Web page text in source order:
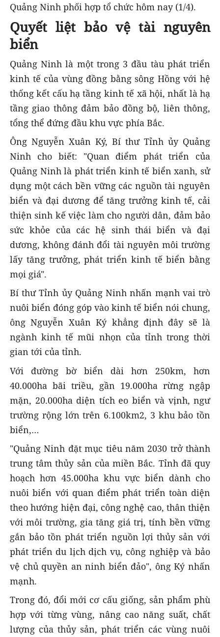
Quảng Ninh phối hợp tổ chức hôm nay (1/4).
Quyết liệt bảo vệ tài nguyên
biển
Quảng Ninh là một trong 3 đầu tàu phát triển
kinh tế của vùng đồng bằng sông Hồng với hệ
thống kết cấu hạ tầng kinh tế xã hội, nhất là hạ
tầng giao thông đảm bảo đồng bộ, liên thông,
tổng thể đứng đầu khu vực phía Bắc.
Ông Nguyễn Xuân Ký, Bí thư Tỉnh ủy Quảng
Ninh cho biết: "Quan điểm phát triển của
Quảng Ninh là phát triển kinh tế biển xanh, sử
dụng một cách bền vững các nguồn tài nguyên
biển và đại dương để tăng trưởng kinh tế, cải
thiện sinh kế việc làm cho người dân, đảm bảo
sức khỏe của các hệ sinh thái biển và đại
dương, không đánh đổi tài nguyên môi trường
lấy tăng trưởng, phát triển kinh tế biển bằng
mọi giá".
Bí thư Tỉnh ủy Quảng Ninh nhấn mạnh vai trò
nuôi biển đóng góp vào kinh tế biển nói chung,
ông Nguyễn Xuân Ký khẳng định đây sẽ là
ngành kinh tế mũi nhọn của tỉnh trong thời
gian tới của tỉnh.
Với đường bờ biển dài hơn 250km, hơn
40.000ha bãi triều, gần 19.000ha rừng ngập
mặn, 20.000ha diện tích eo biển và vịnh, ngư
trường rộng lớn trên 6.100km2, 3 khu bảo tồn
biển,…
"Quảng Ninh đặt mục tiêu năm 2030 trở thành
trung tâm thủy sản của miền Bắc. Tỉnh đã quy
hoạch hơn 45.000ha khu vực biển dành cho
nuôi biển với quan điểm phát triển toàn diện
theo hướng hiện đại, công nghệ cao, thân thiện
với môi trường, gia tăng giá trị, tính bền vững
gắn bảo tồn phát triển nguồn lợi thủy sản với
phát triển du lịch dịch vụ, công nghiệp và bảo
vệ chủ quyền an ninh biển đảo", ông Ký nhấn
mạnh.
Trong đó, đổi mới cơ cấu giống, sản phẩm phù
hợp với từng vùng, nâng cao năng suất, chất
lượng của thủy sản, phát triển các vùng nuôi